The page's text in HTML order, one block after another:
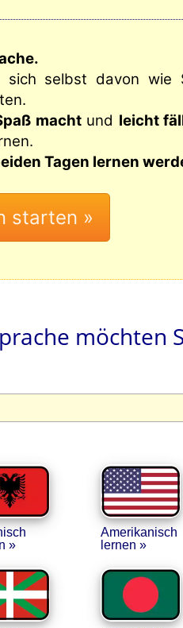
sich selbst davon
machtund leicht
Tagen lernen
möchten
»
Amerikanisch
lernen »